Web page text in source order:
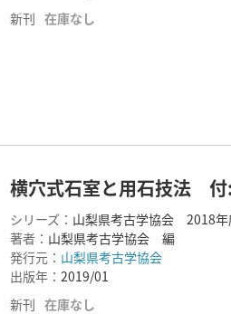
新刊 在庫なし
横穴式石室と用石技法
シリーズ： 山梨県考古学協会 2018年
著者： 山梨県考古学協会 編
発行元： 山梨県考古学協会
出版年： 2019/01
新刊 在庫なし